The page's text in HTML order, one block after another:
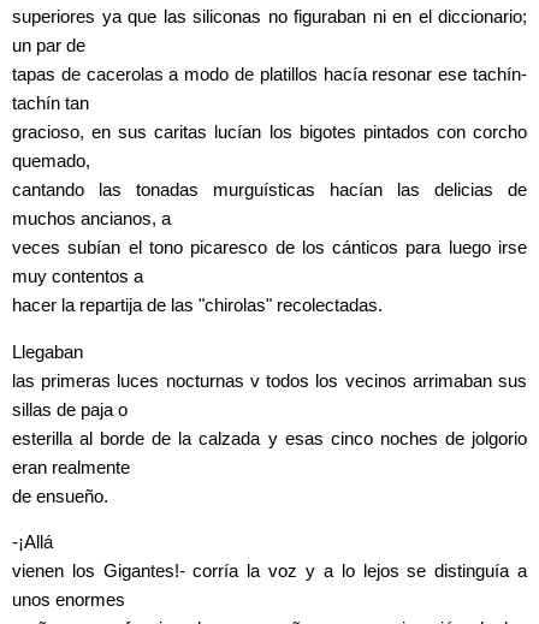
superiores ya que las siliconas no figuraban ni en el diccionario;
un par de
tapas de cacerolas a modo de platillos hacía resonar ese tachín-
tachín tan
gracioso, en sus caritas lucían los bigotes pintados con corcho
quemado,
cantando las tonadas murguísticas hacían las delicias de
muchos ancianos, a
veces subían el tono picaresco de los cánticos para luego irse
muy contentos a
hacer la repartija de las "chirolas" recolectadas.
Llegaban
las primeras luces nocturnas v todos los vecinos arrimaban sus
sillas de paja o
esterilla al borde de la calzada y esas cinco noches de jolgorio
eran realmente
de ensueño.
-¡Allá
vienen los Gigantes!- corría la voz y a lo lejos se distinguía a
unos enormes